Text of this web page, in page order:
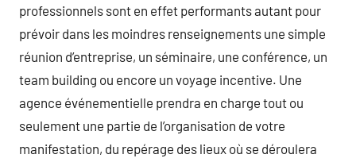
professionnels sont en effet performants autant pour
prévoir dans les moindres renseignements une simple
réunion d’entreprise, un séminaire, une conférence, un
team building ou encore un voyage incentive. Une
agence événementielle prendra en charge tout ou
seulement une partie de l’organisation de votre
manifestation, du repérage des lieux où se déroulera